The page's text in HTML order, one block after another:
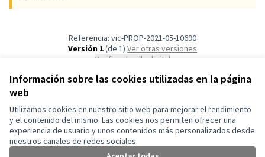
Información sobre las cookies utilizadas en la página
web
Utilizamos cookies en nuestro sitio web para mejorar el rendimiento
y el contenido del mismo. Las cookies nos permiten ofrecer una
experiencia de usuario y unos contenidos más personalizados desde
nuestros canales de redes sociales.
Referencia: vic-PROP-2021-05-10690
Versión 1(de 1)
ver otras versiones
Verificar huella digital
Términos y condiciones de uso
Configuración de cookies
Vic en X
(Enlace externo)
Vic en Facebook
(Enlace externo)
Vic en Instagram
(Enlace externo)
Vic en YouTube
(Enlace externo)
Castellano
Triar la llenguaElegir el idioma